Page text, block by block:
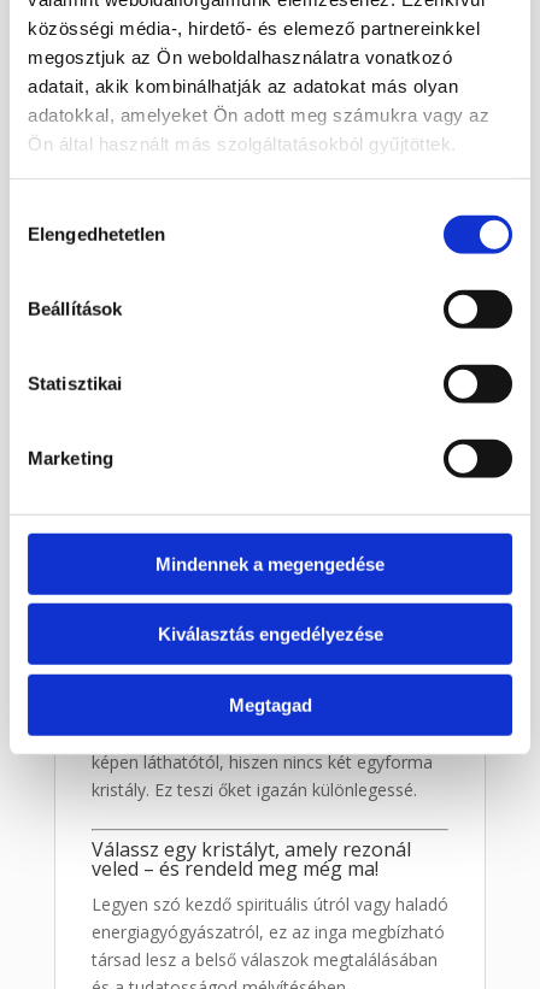
közösségi média-, hirdető- és elemező partnereinkkel
megosztjuk az Ön weboldalhasználatra vonatkozó
adatait, akik kombinálhatják az adatokat más olyan
adatokkal, amelyeket Ön adott meg számukra vagy az
Ön által használt más szolgáltatásokból gyűjtöttek.
kiválasztása
Elengedhetetlen
Beállítások
Statisztikai
Marketing
Mindennek a megengedése
Kiválasztás engedélyezése
Megtagad
Hegyikristály– tisztítás,
energiamegerősítés, univerzális gyógyító
Lapis lazuli– bölcsesség, kommunikáció,
torok- és harmadik szem csakra
⚙️ Termékjellemzők:
csiszolt)
Inga hossza:
Díszes fém gyöngy a lánc végén
a jobb fogásért
🧘‍♂️ Felhasználási lehetőségek:
Csakrahangolás és -tisztítás
Energiablokkok felismerése
💎 Minden inga egyedi
A természetes ásványokból készült ingák
színe és mintázata minimálisan eltérhet a
képen láthatótól, hiszen nincs két egyforma
kristály. Ez teszi őket igazán különlegessé.
Válassz egy kristályt, amely rezonál
veled – és rendeld meg még ma!
Legyen szó kezdő spirituális útról vagy haladó
energiagyógyászatról, ez az inga megbízható
társad lesz a belső válaszok megtalálásában